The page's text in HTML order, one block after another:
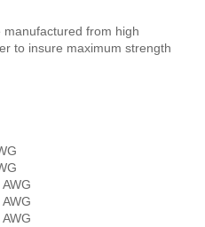
from high
to insure maximum strength